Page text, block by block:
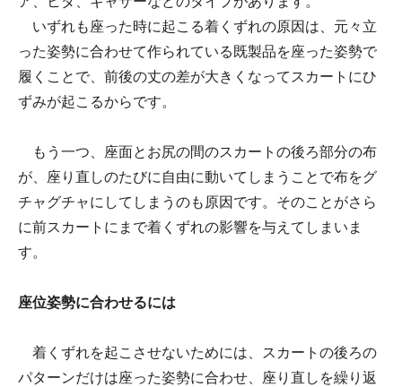
いずれも座った時に起こる着くずれの原因は、元々立
った姿勢に合わせて作られている既製品を座った姿勢で
履くことで、前後の丈の差が大きくなってスカートにひ
ずみが起こるからです。
もう一つ、座面とお尻の間のスカートの後ろ部分の布
が、座り直しのたびに自由に動いてしまうことで布をグ
チャグチャにしてしまうのも原因です。そのことがさら
に前スカートにまで着くずれの影響を与えてしまいま
す。
座位姿勢に合わせるには
着くずれを起こさせないためには、スカートの後ろの
パターンだけは座った姿勢に合わせ、座り直しを繰り返